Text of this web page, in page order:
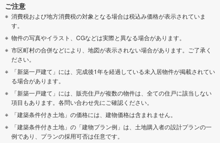
ご注意
消費税および地方消費税の対象となる場合は税込み価格が表示されていま
す。
物件の写真やイラスト、CGなどは実際と異なる場合があります。
市区町村の合併などにより、地図が表示されない場合があります。ご了承く
ださい。
「新築一戸建て」には、完成後1年を経過している未入居物件が掲載されてい
る場合があります。
「新築一戸建て」には、販売住戸が複数の物件は、全ての住戸に該当しない
項目もあります。各問い合わせ先にご確認ください。
「建築条件付き土地」の価格には、建物価格は含まれません。
「建築条件付き土地」の「建物プラン例」は、土地購入者の設計プランの一
例であり、プランの採用可否は任意です。